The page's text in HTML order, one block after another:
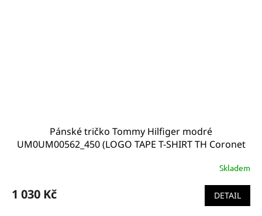
Pánské tričko Tommy Hilfiger modré
UM0UM00562_450 (LOGO TAPE T-SHIRT TH Coronet
Skladem
1 030 Kč DETAIL